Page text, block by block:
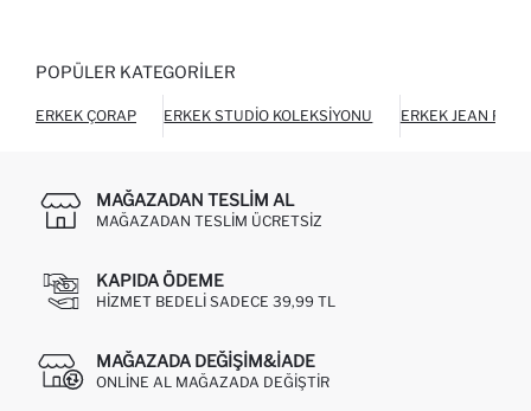
POPÜLER KATEGORILER
ERKEK ÇORAP ERKEK STUDIO KOLEKSIYONU ERKEK JEAN
MAĞAZADAN TESLIM AL
MAĞAZADAN TESLIM ÜCRETSIZ
KAPIDA ÖDEME
HIZMET BEDELI SADECE 39,99 TL
MAĞAZADA DEĞIŞIM&İADE
ONLINE AL MAĞAZADA DEĞIŞTIR